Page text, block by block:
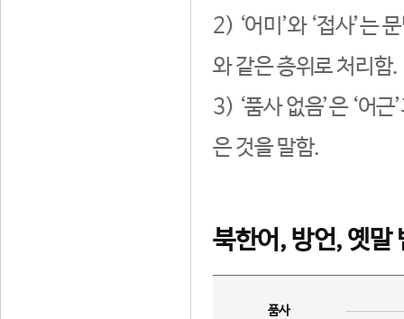
2) ‘어미’와 ‘접사’는
와 같은 층위로 처리함.
3) ‘품사 없음’은 ‘어
은 것을 말함.
북한어, 방언, 옛말
품사